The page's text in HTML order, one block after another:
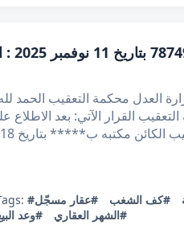
القرار الآتي: بعد
#كف الشغب
#عقار مسجّل
#الشهر العقاري
#وعد